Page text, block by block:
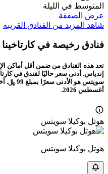
المتوسط في الليلة
عرض الصفقة
شاهد المزيد من الفنادق القريبة
فنادق رخيصة في
تعد هذه الفنادق من ضمن أقل أماكن
أغسطس 2026.
هوتل بوكيلا سويتس
هوتل بوكيلا سويتس